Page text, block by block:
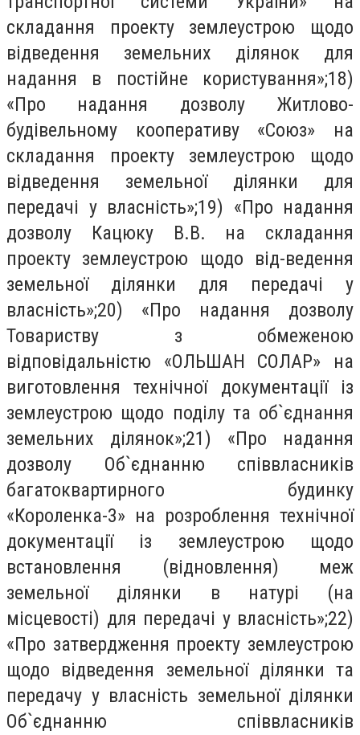
складання проекту землеустрою щодо
відведення земельних ділянок для
надання в постійне користування»;18)
«Про надання дозволу Житлово-
будівельному кооперативу «Союз» на
складання проекту землеустрою щодо
відведення земельної ділянки для
передачі у власність»;19) «Про надання
дозволу Кацюку В.В. на складання
проекту землеустрою щодо від-ведення
земельної ділянки для передачі у
власність»;20) «Про надання дозволу
Товариству з обмеженою
відповідальністю «ОЛЬШАН СОЛАР» на
виготовлення технічної документації із
землеустрою щодо поділу та об`єднання
земельних ділянок»;21) «Про надання
дозволу Об`єднанню співвласників
багатоквартирного будинку
«Короленка-3» на розроблення технічної
документації із землеустрою щодо
встановлення (відновлення) меж
земельної ділянки в натурі (на
місцевості) для передачі у власність»;22)
«Про затвердження проекту землеустрою
щодо відведення земельної ділянки та
передачу у власність земельної ділянки
Об`єднанню співвласників